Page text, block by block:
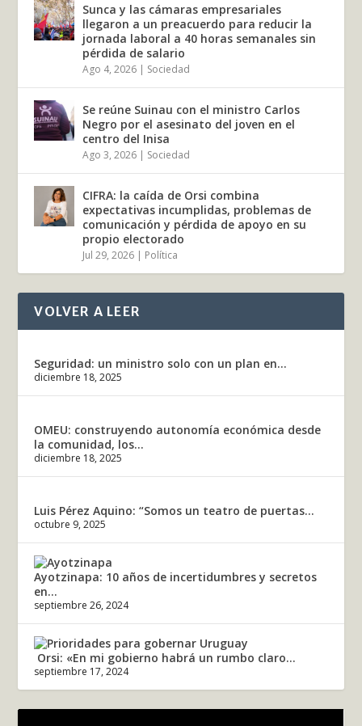
Sunca y las cámaras empresariales
llegaron a un preacuerdo para reducir la
jornada laboral a 40 horas semanales sin
pérdida de salario
Ago 4, 2026 | Sociedad
Se reúne Suinau con el ministro Carlos
Negro por el asesinato del joven en el
centro del Inisa
Ago 3, 2026 | Sociedad
CIFRA: la caída de Orsi combina
expectativas incumplidas, problemas de
comunicación y pérdida de apoyo en su
propio electorado
Jul 29, 2026 | Política
VOLVER A LEER
Seguridad: un ministro solo con un plan en...
diciembre 18, 2025
OMEU: construyendo autonomía económica desde
la comunidad, los...
diciembre 18, 2025
Luis Pérez Aquino: “Somos un teatro de puertas...
octubre 9, 2025
Ayotzinapa: 10 años de incertidumbres y secretos
en...
septiembre 26, 2024
Orsi: «En mi gobierno habrá un rumbo claro...
septiembre 17, 2024